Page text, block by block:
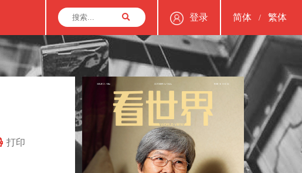
登录 简体 / 繁体
打印